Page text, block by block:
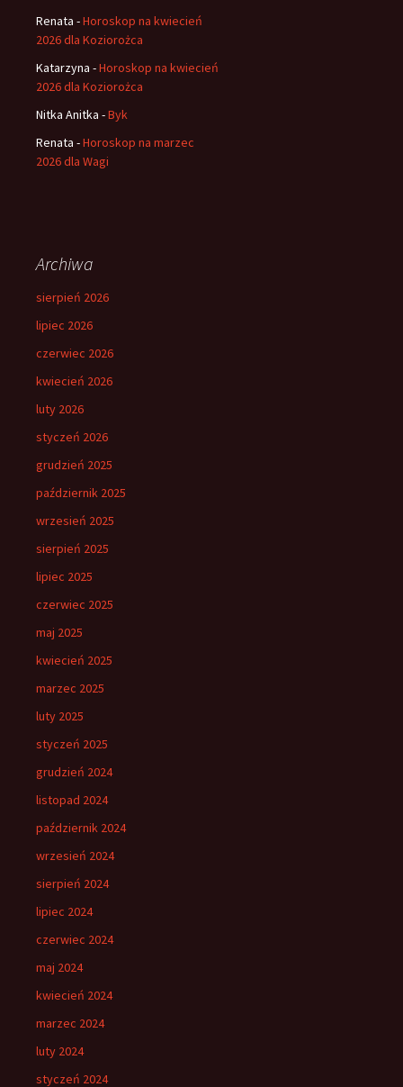
Renata -Horoskop na kwiecień
2026 dla Koziorożca
Katarzyna -Horoskop na kwiecień
2026 dla Koziorożca
Nitka Anitka -Byk
Renata -Horoskop na marzec
2026 dla Wagi
Archiwa
sierpień 2026
lipiec 2026
czerwiec 2026
kwiecień 2026
luty 2026
styczeń 2026
grudzień 2025
październik 2025
wrzesień 2025
sierpień 2025
lipiec 2025
czerwiec 2025
maj 2025
kwiecień 2025
marzec 2025
luty 2025
styczeń 2025
grudzień 2024
listopad 2024
październik 2024
wrzesień 2024
sierpień 2024
lipiec 2024
czerwiec 2024
maj 2024
kwiecień 2024
marzec 2024
luty 2024
styczeń 2024